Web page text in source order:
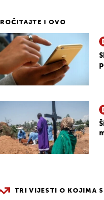
I OVO
TRI VIJESTI O KOJIMA